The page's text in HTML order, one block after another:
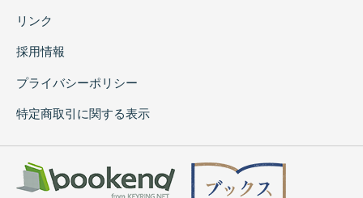
リンク
採用情報
プライバシーポリシー
特定商取引に関する表示